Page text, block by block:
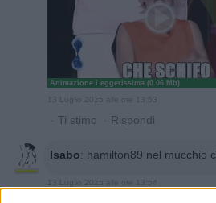
Animazione Leggerissima (0.06 Mb)
· Ti stimo · Rispondi
Isabo: hamilton89 nel mucchio